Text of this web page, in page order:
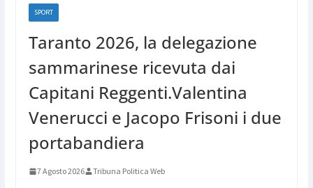
SPORT
Taranto 2026, la delegazione
sammarinese ricevuta dai
Capitani Reggenti.Valentina
Venerucci e Jacopo Frisoni i due
portabandiera
7 Agosto 2026 Tribuna Politica Web